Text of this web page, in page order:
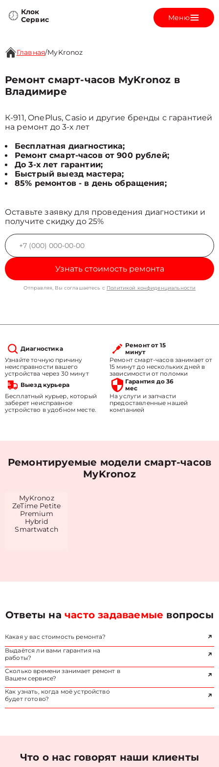
Клок
Сервис
Меню
Главная/MyKronoz
Ремонт смарт-часов MyKronoz в
Владимире
К-911, OnePlus, Casio и другие бренды с гарантией
на ремонт до 3-х лет
Бесплатная диагностика;
Ремонт смарт-часов от 900 рублей;
До 3-х лет гарантии;
Быстрый выезд мастера;
85% ремонтов - в день обращения;
Оставьте заявку для проведения диагностики и
получите скидку до 25%
Узнать стоимость ремонта
Отправляя, Вы соглашаетесь с Политикой конфиденциальности
Диагностика
Узнайте точную причину
неисправности вашего
устройства через 30 минут
Ремонт от 15
минут
Ремонт смарт-часов занимает от
15 минут до нескольких дней в
зависимости от поломки
Выезд курьера
Бесплатный курьер, который
заберет неисправное
устройство в удобном месте.
Гарантия до 36
мес
На услуги и запчасти
предоставленные нашей
компанией
Ремонтируемые модели смарт-часов
MyKronoz
MyKronoz
ZeTime Petite
Premium
Hybrid
Smartwatch
Ответы начасто задаваемые вопросы
Какая у вас стоимость ремонта?
Выдаётся ли вами гарантия на
работы?
Сколько времени занимает ремонт в
Вашем сервисе?
Как узнать, когда моё устройство
будет готово?
Что о нас говорят наши клиенты